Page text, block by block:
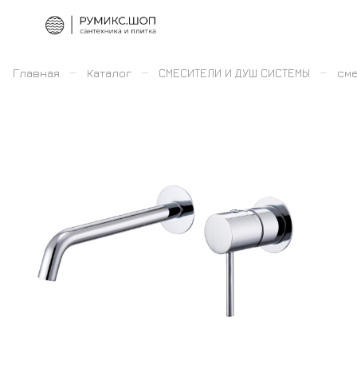
Главная – Каталог – СМЕСИТЕЛИ И ДУШ СИСТЕМЫ –